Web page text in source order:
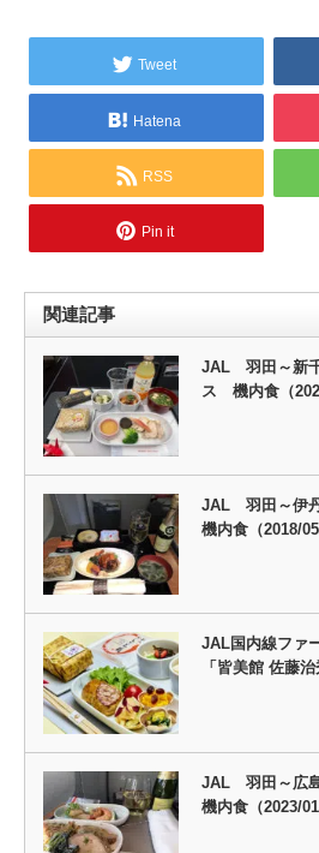
Tweet
Hatena
RSS
Pin it
関連記事
JAL 羽田～新
ス 機内食（
JAL 羽田～伊
機内食（2018/
JAL国内線ファ
「皆美館 佐藤
JAL 羽田～広
機内食（2023/